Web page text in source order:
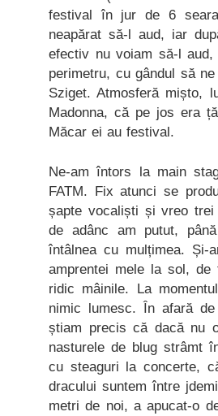
festival în jur de 6
neapărat să-l aud, iar
efectiv nu voiam să-l
perimetru, cu gândul să
Sziget. Atmosferă mișto,
Madonna, că pe jos era
Măcar ei au festival.
Ne-am întors la main
FATM. Fix atunci se
șapte vocaliști și vreo
de adânc am putut,
întâlnea cu mulțimea.
amprentei mele la sol,
ridic mâinile. La
nimic lumesc. În afară
știam precis că dacă nu
nasturele de blug strâmt
cu steaguri la concerte,
dracului suntem între
metri de noi, a apucat-o